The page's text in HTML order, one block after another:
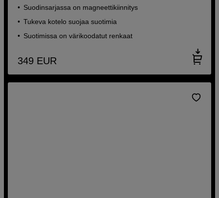
Suodinsarjassa on magneettikiinnitys
Tukeva kotelo suojaa suotimia
Suotimissa on värikoodatut renkaat
349 EUR